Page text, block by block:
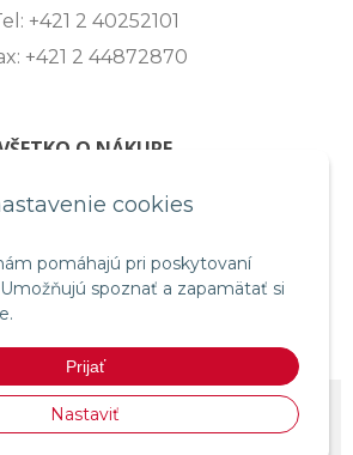
cookies
pomáhajú pri poskytovaní
spoznať a zapamätať si
Prijať
Nastaviť
+421 2 40252101
+421 2 44872870
O NÁKUPE
ZASLANIE OTÁZKY
PODMIENKY
PORIADOK
SLOVENSKO • e-shop